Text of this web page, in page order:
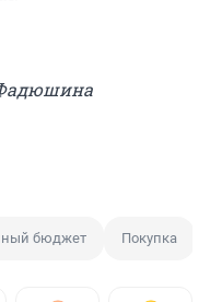
бюджет Покупка